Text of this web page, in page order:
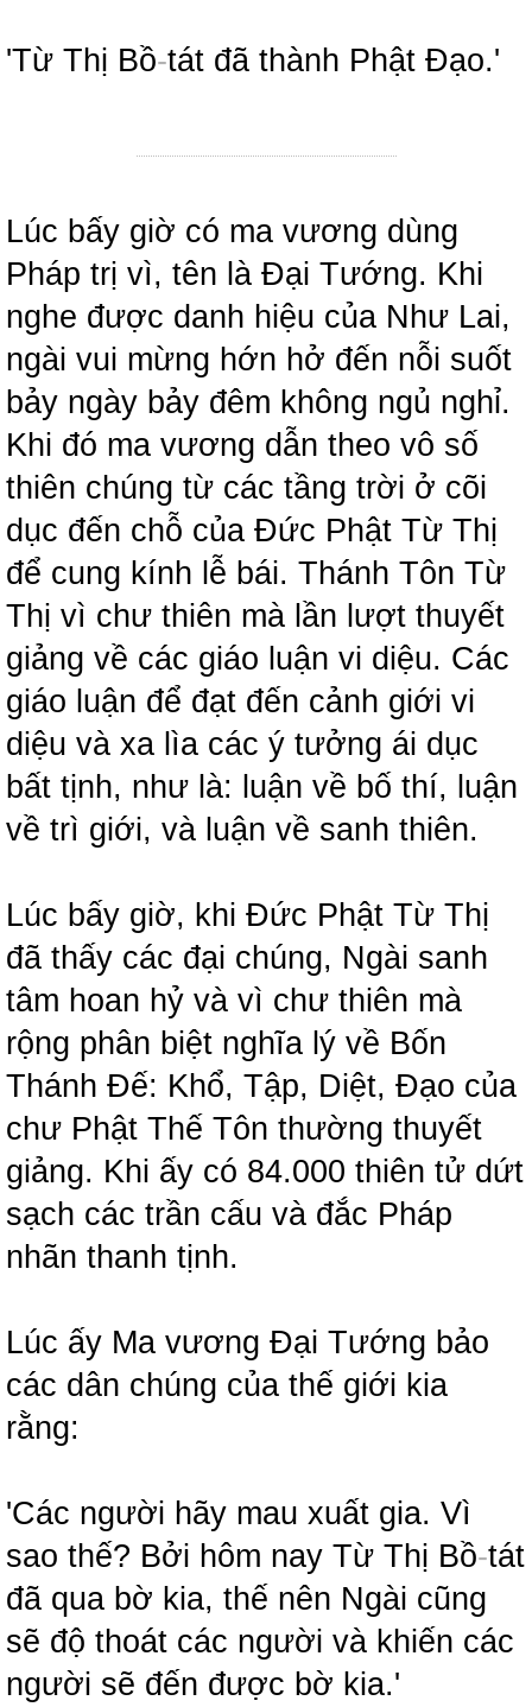
'Từ Thị Bồ-tát đã thành Phật Đạo.'
Lúc bấy giờ có ma vương dùng
Pháp trị vì, tên là Đại Tướng. Khi
nghe được danh hiệu của Như Lai,
ngài vui mừng hớn hở đến nỗi suốt
bảy ngày bảy đêm không ngủ nghỉ.
Khi đó ma vương dẫn theo vô số
thiên chúng từ các tầng trời ở cõi
dục đến chỗ của Đức Phật Từ Thị
để cung kính lễ bái. Thánh Tôn Từ
Thị vì chư thiên mà lần lượt thuyết
giảng về các giáo luận vi diệu. Các
giáo luận để đạt đến cảnh giới vi
diệu và xa lìa các ý tưởng ái dục
bất tịnh, như là: luận về bố thí, luận
về trì giới, và luận về sanh thiên.
Lúc bấy giờ, khi Đức Phật Từ Thị
đã thấy các đại chúng, Ngài sanh
tâm hoan hỷ và vì chư thiên mà
rộng phân biệt nghĩa lý về Bốn
Thánh Đế: Khổ, Tập, Diệt, Đạo của
chư Phật Thế Tôn thường thuyết
giảng. Khi ấy có 84.000 thiên tử dứt
sạch các trần cấu và đắc Pháp
nhãn thanh tịnh.
Lúc ấy Ma vương Đại Tướng bảo
các dân chúng của thế giới kia
rằng:
'Các người hãy mau xuất gia. Vì
sao thế? Bởi hôm nay Từ Thị Bồ-tát
đã qua bờ kia, thế nên Ngài cũng
sẽ độ thoát các người và khiến các
người sẽ đến được bờ kia.'